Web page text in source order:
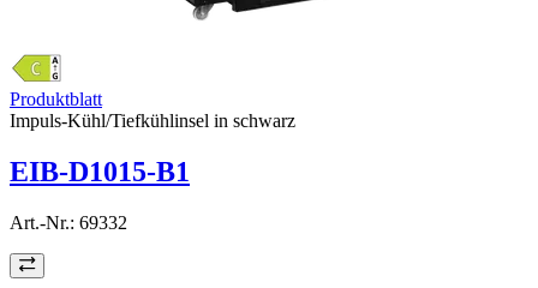
Produktblatt
Impuls-Kühl/Tiefkühlinsel in schwarz
EIB-D1015-B1
Art.-Nr.: 69332